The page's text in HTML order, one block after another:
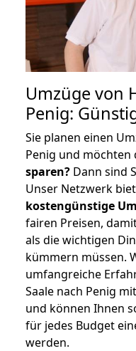
Umzüge von
Penig:
Sie planen einen
Penig und möchten
sparen? Dann sind
Unser Netzwerk
kostengünstige
fairen Preisen,
als die wichtigen
kümmern müssen.
umfangreiche
Saale nach Penig
und können Ihnen
für jedes Budget
werden.